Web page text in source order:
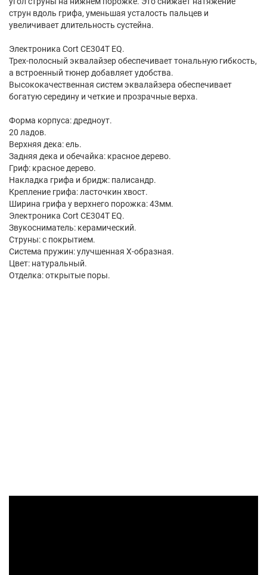
струн вдоль грифа, уменьшая усталость пальцев и
увеличивает длительность сустейна.
Электроника Cort CE304T EQ.
Трех-полосный эквалайзер обеспечивает тональную гибкость,
а встроенный тюнер добавляет удобства.
Высококачественная систем эквалайзера обеспечивает
богатую середину и четкие и прозрачные верха.
Форма корпуса: дредноут.
20 ладов.
Верхняя дека: ель.
Задняя дека и обечайка: красное дерево.
Гриф: красное дерево.
Накладка грифа и бридж: палисандр.
Крепление грифа: ласточкин хвост.
Ширина грифа у верхнего порожка: 43мм.
Электроника Cort CE304T EQ.
Звукосниматель: керамический.
Струны: с покрытием.
Система пружин: улучшенная X-образная.
Цвет: натуральный.
Отделка: открытые поры.